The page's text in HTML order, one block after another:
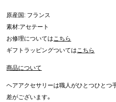
原産国: フランス
素材:アセテート
お修理についてはこちら
ギフトラッピングついてはこちら
商品について
ヘアアクセサリーは職人がひとつひとつ
差がございます。